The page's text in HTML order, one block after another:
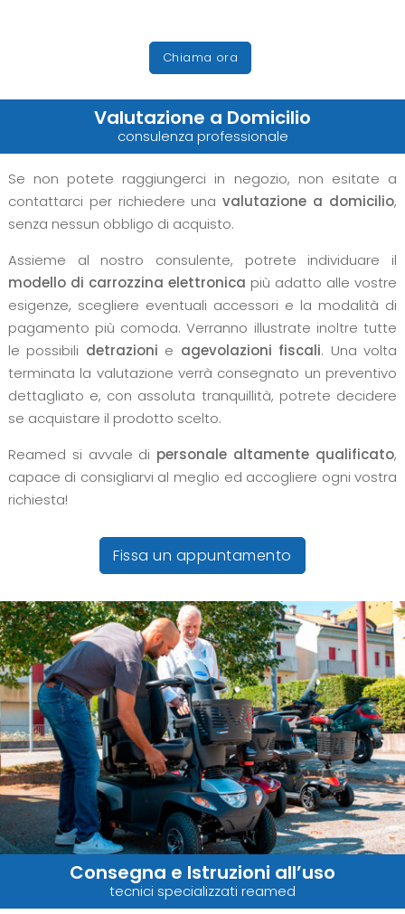
Chiama ora
Valutazione a Domicilio
consulenza professionale
Se non potete raggiungerci in negozio, non esitate a
contattarci per richiedere unavalutazione a domicilio,
senza nessun obbligo di acquisto.
Assieme al nostro consulente, potrete individuare il
modello di carrozzina elettronica più adatto alle vostre
esigenze, scegliere eventuali accessori e la modalità di
pagamento più comoda. Verranno illustrate inoltre tutte
le possibili detrazioni e agevolazioni fiscali. Una volta
terminata la valutazione verrà consegnato un preventivo
dettagliato e, con assoluta tranquillità, potrete decidere
se acquistare il prodotto scelto.
Reamed si avvale di personale altamente qualificato,
capace di consigliarvi al meglio ed accogliere ogni vostra
richiesta!
Fissa un appuntamento
Consegna e Istruzioni all’uso
tecnici specializzati reamed